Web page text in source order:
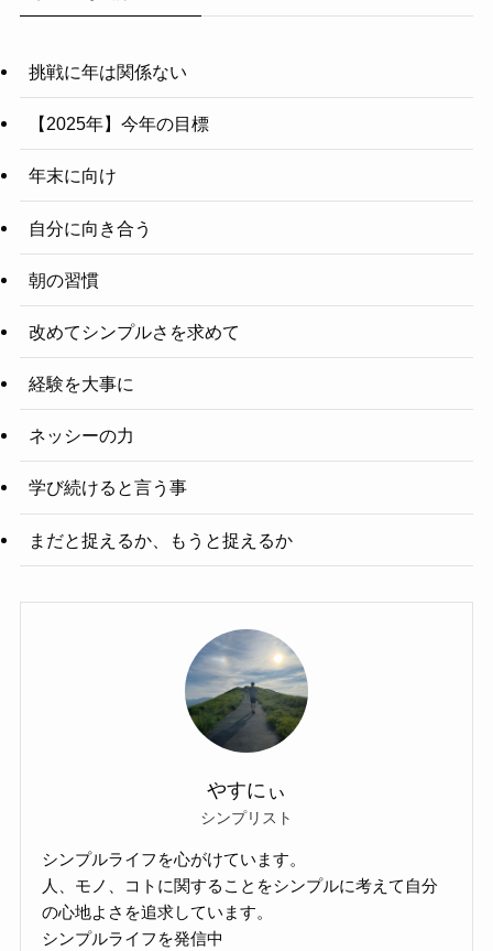
挑戦に年は関係ない
【2025年】今年の目標
年末に向け
自分に向き合う
朝の習慣
改めてシンプルさを求めて
経験を大事に
ネッシーの力
学び続けると言う事
まだと捉えるか、もうと捉えるか
やすにぃ
シンプリスト
シンプルライフを心がけています。
人、モノ、コトに関することをシンプルに考えて自分
の心地よさを追求しています。
シンプルライフを発信中